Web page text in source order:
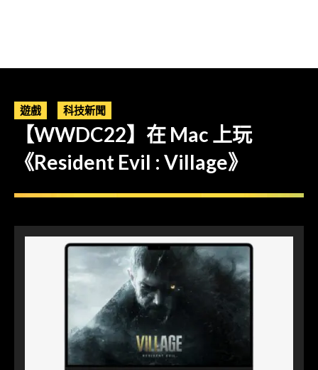
遊戲 科技新聞
【WWDC22】在 Mac 上玩
《Resident Evil : Village》